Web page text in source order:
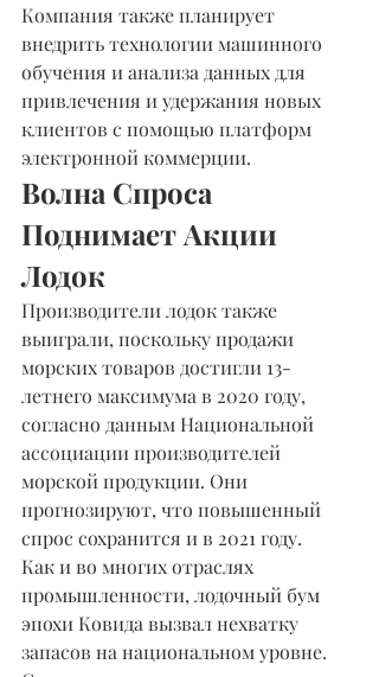
Компания также планирует
внедрить технологии машинного
обучения и анализа данных для
привлечения и удержания новых
клиентов с помощью платформ
электронной коммерции.
Волна Спроса
Поднимает Акции
Лодок
Производители лодок также
выиграли, поскольку продажи
морских товаров достигли 13-
летнего максимума в 2020 году,
согласно данным Национальной
ассоциации производителей
морской продукции. Они
прогнозируют, что повышенный
спрос сохранится и в 2021 году.
Как и во многих отраслях
промышленности, лодочный бум
эпохи Ковида вызвал нехватку
запасов на национальном уровне.